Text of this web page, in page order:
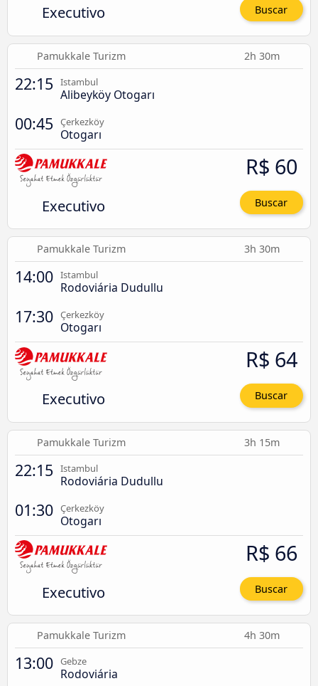
Executivo Buscar
Pamukkale Turizm 2h 30m
22:15 Istambul
Alibeyköy Otogarı
00:45 Çerkezköy
Otogarı
Executivo
R$ 60
Buscar
Pamukkale Turizm 3h 30m
14:00 Istambul
Rodoviária Dudullu
17:30 Çerkezköy
Otogarı
Executivo
R$ 64
Buscar
Pamukkale Turizm 3h 15m
22:15 Istambul
Rodoviária Dudullu
01:30 Çerkezköy
Otogarı
Executivo
R$ 66
Buscar
Pamukkale Turizm 4h 30m
13:00 Gebze
Rodoviária